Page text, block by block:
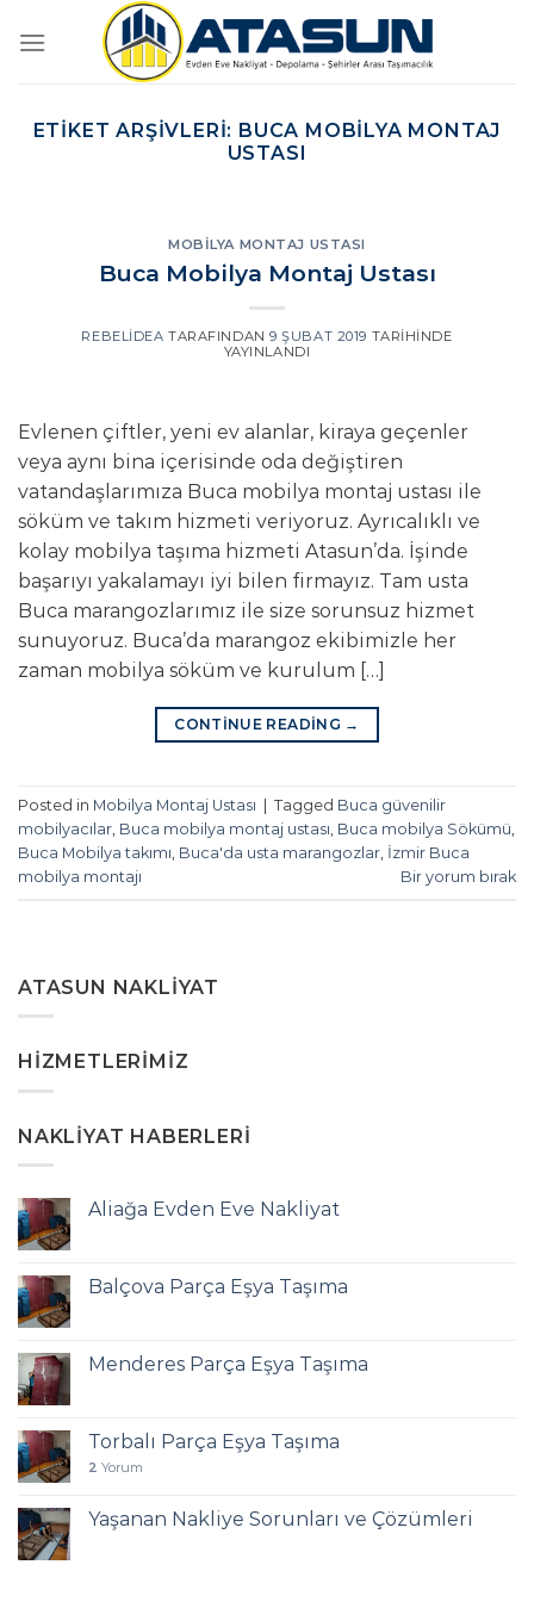
atla
ETIKET ARŞIVLERI: BUCA MOBILYA MONTAJ
USTASI
MOBILYA MONTAJ USTASI
Buca Mobilya Montaj Ustası
REBELIDEA TARAFINDAN 9 ŞUBAT 2019 TARIHINDE
YAYINLANDI
Evlenen çiftler, yeni ev alanlar, kiraya geçenler
veya aynı bina içerisinde oda değiştiren
vatandaşlarımıza Buca mobilya montaj ustası ile
söküm ve takım hizmeti veriyoruz. Ayrıcalıklı ve
kolay mobilya taşıma hizmeti Atasun’da. İşinde
başarıyı yakalamayı iyi bilen firmayız. Tam usta
Buca marangozlarımız ile size sorunsuz hizmet
sunuyoruz. Buca’da marangoz ekibimizle her
zaman mobilya söküm ve kurulum […]
CONTINUE READING →
Posted in Mobilya Montaj Ustası Tagged Buca güvenilir
mobilyacılar Buca mobilya montaj ustası Buca mobilya Sökümü
Buca Mobilya takımı Buca'da usta marangozlar İzmir Buca
mobilya montajı
Bir yorum bırak
ATASUN NAKLIYAT
HIZMETLERIMIZ
NAKLIYAT HABERLERI
Aliağa Evden Eve Nakliyat
Balçova Parça Eşya Taşıma
Menderes Parça Eşya Taşıma
Torbalı Parça Eşya Taşıma
2 Yorum
Yaşanan Nakliye Sorunları ve Çözümleri